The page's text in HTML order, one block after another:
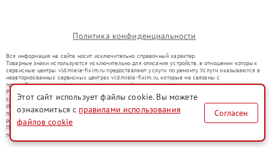
Политика конфиденциальности
Вся информация на сайте носит исключительно справочный характер.
Товарные знаки используются исключительно для описания устройств, в отношении которых
сервисные центры vld.miele-fixim.ru предоставляют услуги по ремонту. Услуги оказываются в
неавторизованных сервисных центрах vld.miele-fixim.ru, которые не связаны с
правообладателями товарных знаков или их официальными представителями.
Ремонт осуществляется для устройств, уже введенных в гражданский оборот в соответствии
со статьей 1487 ГК РФ.
Использование товарных знаков не преследует цели индивидуализации услуг или введения
потребителей в заблуждение, а служит для информирования о предоставляемых услугах по
ремонту техники указанных брендов.
Представленная на сайте информация не является публичной офертой, определяемой
положениями Статьи 437(2) Гражданского кодекса РФ
Этот сайт использует файлы cookie. Вы можете
ознакомиться с правилами использования
файлов cookie
Согласен